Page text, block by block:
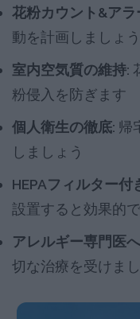
花粉カウント&ア
動を計画しましょう
室内空気質の維持:
粉侵入を防ぎます
個人衛生の徹底: 帰
しましょう
HEPAフィルター
設置すると効果的
アレルギー専門医
切な治療を受けま